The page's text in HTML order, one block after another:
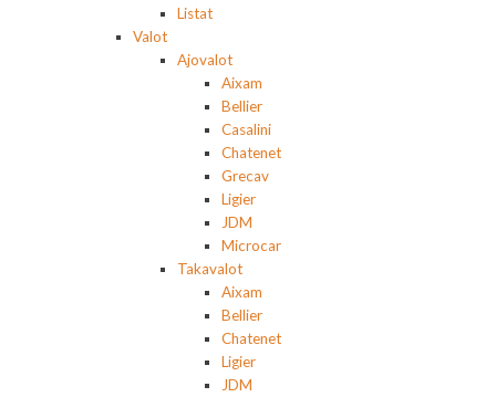
Listat
Valot
Ajovalot
Aixam
Bellier
Casalini
Chatenet
Grecav
Ligier
JDM
Microcar
Takavalot
Aixam
Bellier
Chatenet
Ligier
JDM